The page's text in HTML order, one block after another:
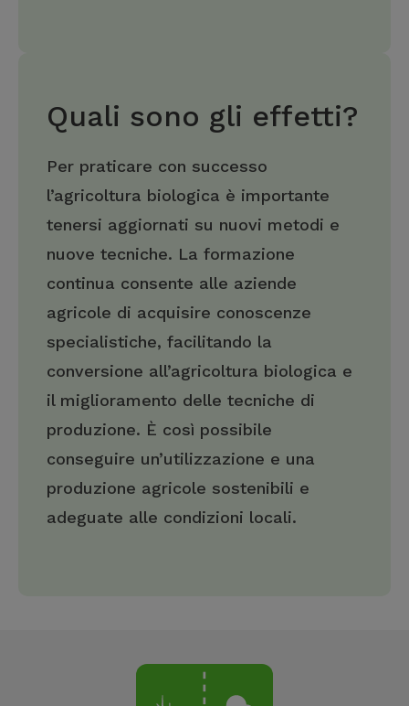
Quali sono gli effetti?
Per praticare con successo
l’agricoltura biologica è importante
tenersi aggiornati su nuovi metodi e
nuove tecniche. La formazione
continua consente alle aziende
agricole di acquisire conoscenze
specialistiche, facilitando la
conversione all’agricoltura biologica e
il miglioramento delle tecniche di
produzione. È così possibile
conseguire un’utilizzazione e una
produzione agricole sostenibili e
adeguate alle condizioni locali.